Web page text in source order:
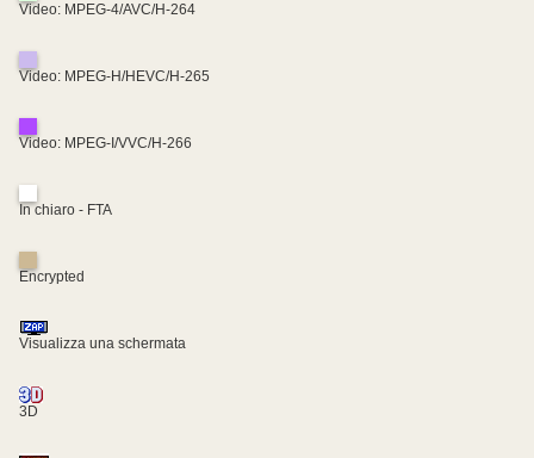
Video: MPEG-4/AVC/H-264
Video: MPEG-H/HEVC/H-265
Video: MPEG-I/VVC/H-266
In chiaro - FTA
Encrypted
Visualizza una schermata
3D